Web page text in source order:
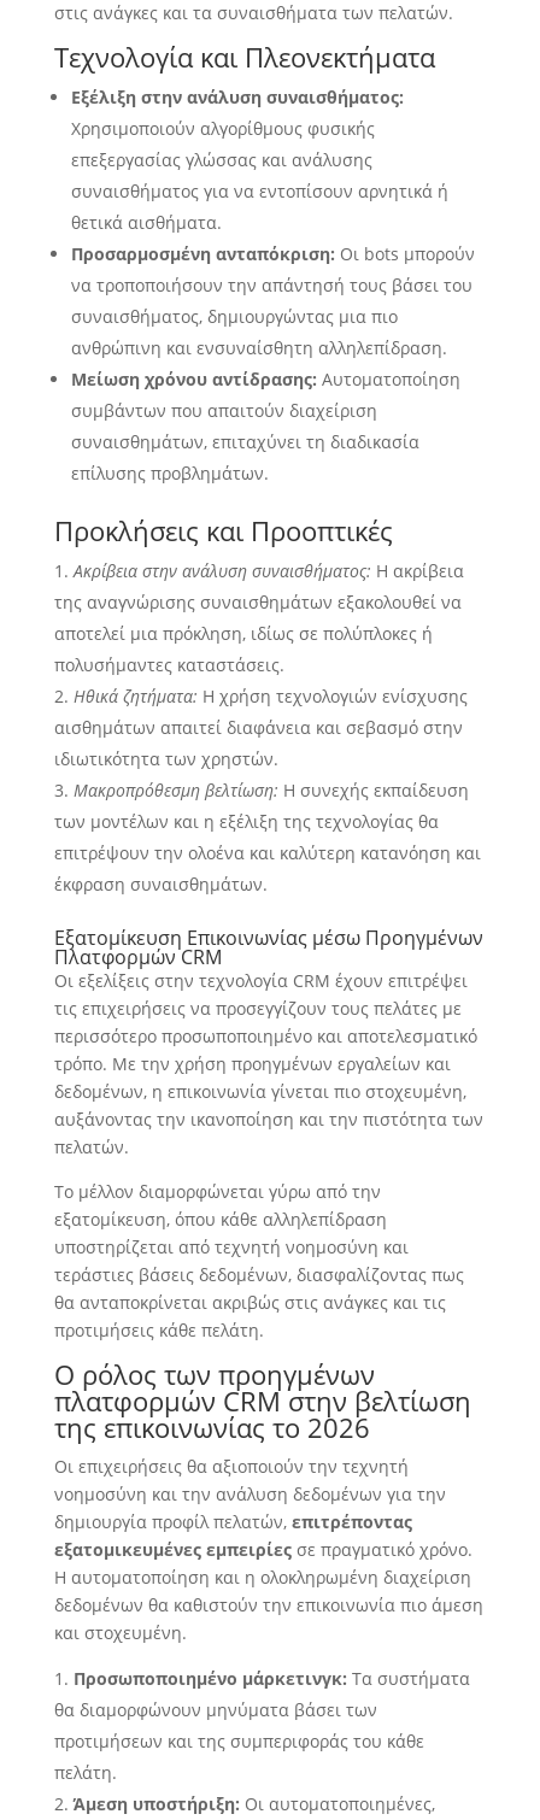
στις ανάγκες και τα συναισθήματα των πελατών.
Τεχνολογία και Πλεονεκτήματα
Εξέλιξη στην ανάλυση συναισθήματος:
Χρησιμοποιούν αλγορίθμους φυσικής
επεξεργασίας γλώσσας και ανάλυσης
συναισθήματος για να εντοπίσουν αρνητικά ή
θετικά αισθήματα.
Προσαρμοσμένη ανταπόκριση: Οι bots μπορούν
να τροποποιήσουν την απάντησή τους βάσει του
συναισθήματος, δημιουργώντας μια πιο
ανθρώπινη και ενσυναίσθητη αλληλεπίδραση.
Μείωση χρόνου αντίδρασης: Αυτοματοποίηση
συμβάντων που απαιτούν διαχείριση
συναισθημάτων, επιταχύνει τη διαδικασία
επίλυσης προβλημάτων.
Προκλήσεις και Προοπτικές
Ακρίβεια στην ανάλυση συναισθήματος: Η ακρίβεια
της αναγνώρισης συναισθημάτων εξακολουθεί να
αποτελεί μια πρόκληση, ιδίως σε πολύπλοκες ή
πολυσήμαντες καταστάσεις.
Ηθικά ζητήματα: Η χρήση τεχνολογιών ενίσχυσης
αισθημάτων απαιτεί διαφάνεια και σεβασμό στην
ιδιωτικότητα των χρηστών.
Μακροπρόθεσμη βελτίωση: Η συνεχής εκπαίδευση
των μοντέλων και η εξέλιξη της τεχνολογίας θα
επιτρέψουν την ολοένα και καλύτερη κατανόηση και
έκφραση συναισθημάτων.
Εξατομίκευση Επικοινωνίας μέσω Προηγμένων
Πλατφορμών CRM
Οι εξελίξεις στην τεχνολογία CRM έχουν επιτρέψει
τις επιχειρήσεις να προσεγγίζουν τους πελάτες με
περισσότερο προσωποποιημένο και αποτελεσματικό
τρόπο. Με την χρήση προηγμένων εργαλείων και
δεδομένων, η επικοινωνία γίνεται πιο στοχευμένη,
αυξάνοντας την ικανοποίηση και την πιστότητα των
πελατών.
Το μέλλον διαμορφώνεται γύρω από την
εξατομίκευση, όπου κάθε αλληλεπίδραση
υποστηρίζεται από τεχνητή νοημοσύνη και
τεράστιες βάσεις δεδομένων, διασφαλίζοντας πως
θα ανταποκρίνεται ακριβώς στις ανάγκες και τις
προτιμήσεις κάθε πελάτη.
Ο ρόλος των προηγμένων
πλατφορμών CRM στην βελτίωση
της επικοινωνίας το 2026
Οι επιχειρήσεις θα αξιοποιούν την τεχνητή
νοημοσύνη και την ανάλυση δεδομένων για την
δημιουργία προφίλ πελατών,επιτρέποντας
εξατομικευμένες εμπειρίεςσε πραγματικό χρόνο.
Η αυτοματοποίηση και η ολοκληρωμένη διαχείριση
δεδομένων θα καθιστούν την επικοινωνία πιο άμεση
και στοχευμένη.
Προσωποποιημένο μάρκετινγκ: Τα συστήματα
θα διαμορφώνουν μηνύματα βάσει των
προτιμήσεων και της συμπεριφοράς του κάθε
πελάτη.
Άμεση υποστήριξη: Οι αυτοματοποιημένες,